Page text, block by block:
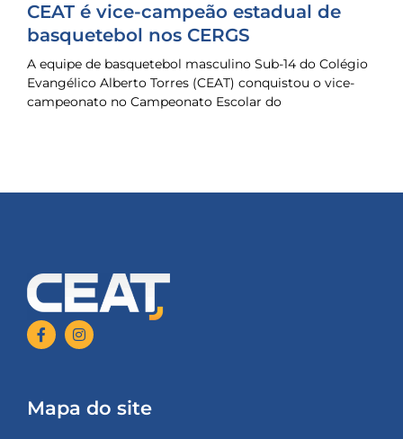
CEAT é vice-campeão estadual de
basquetebol nos CERGS
A equipe de basquetebol masculino Sub-14 do Colégio
Evangélico Alberto Torres (CEAT) conquistou o vice-
campeonato no Campeonato Escolar do
Mapa do site